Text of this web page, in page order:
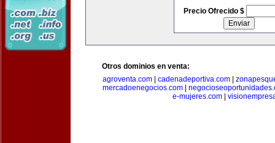
Precio Ofrecido $
Otros dominios en venta:
agroventa.com
cadenadeportiva.com
mercadoenegocios.com
e-mujeres.com